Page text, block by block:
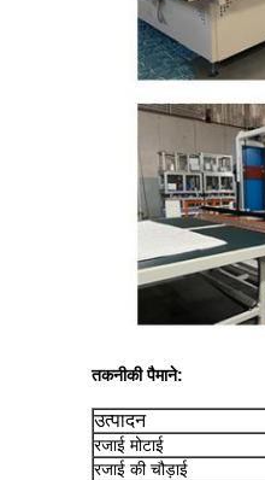
तकनीकी पैमाने:
उत्पादन
रजाई मोटाई
रजाई की चौड़ाई